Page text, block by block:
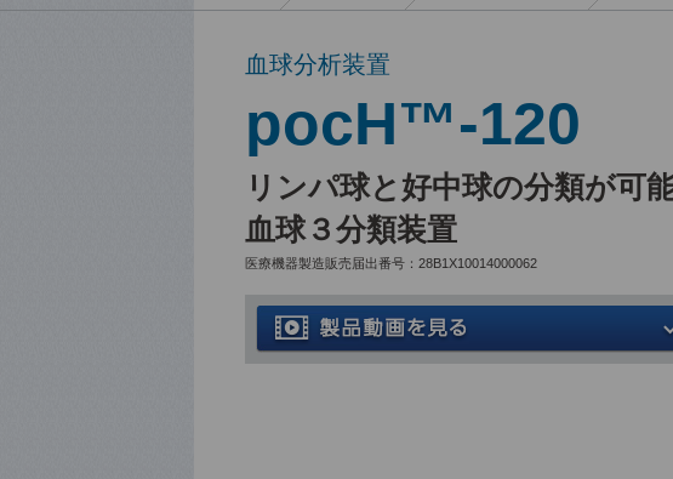
医師のフィロソフィ
「知っトク！
診療所経営のあれこれ」
テンツでお馴
お・米田こ
「ヘルスケアナ
血球分析装置
pocH™-120
リンパ球と好中球の分類が可
血球３分類装置
医療機器製造販売届出番号：28B1X10014000062